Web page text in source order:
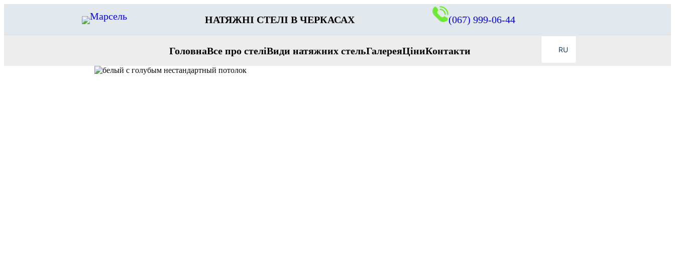
НАТЯЖНІ СТЕЛІ В ЧЕРКАСАХ (067) 999-06-44
ГоловнаВсе про стеліВиди натяжних стельГалереяЦіниКонтакти RU